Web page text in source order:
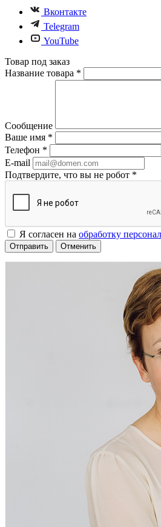
Вконтакте
Telegram
YouTube
Товар под заказ
Название товара *
Сообщение
Ваше имя *
Телефон *
E-mail
Подтвердите, что вы не робот *
Я согласен на обработку
Отменить